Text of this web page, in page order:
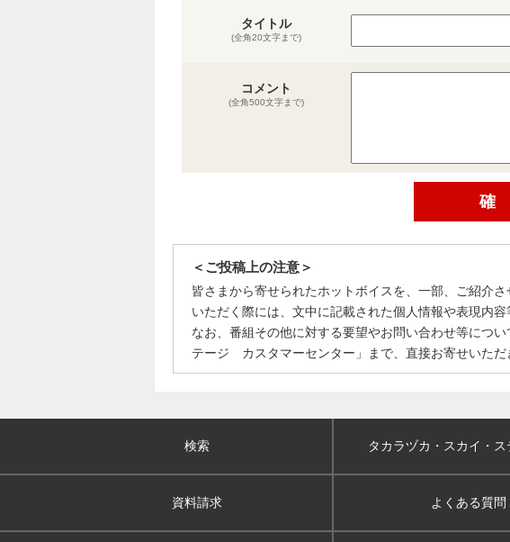
タイトル
(全角20文字まで)
コメント
(全角500文字まで)
＜ご投稿上の注意＞
皆さまから寄せられたホットボイスを、一部、ご紹介
いただく際には、文中に記載された個人情報や表現内
なお、番組その他に対する要望やお問い合わせ等につ
テージ カスタマーセンター」まで、直接お寄せいただ
検索 タカラヅカ・スカイ ・
資料請求 よくある質問